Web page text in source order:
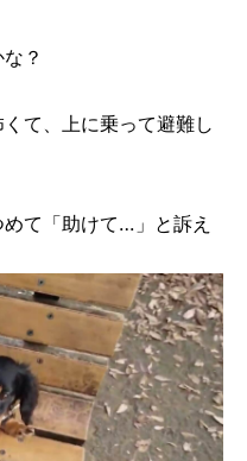
？
て、上に乗って避難し
て「助けて…」と訴え